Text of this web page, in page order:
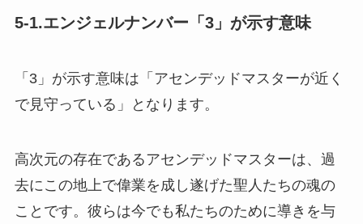
5-1.エンジェルナンバー「3」が示す意味
「3」が示す意味は「アセンデッドマスターが近く
で見守っている」となります。
高次元の存在であるアセンデッドマスターは、過
去にこの地上で偉業を成し遂げた聖人たちの魂の
ことです。彼らは今でも私たちのために導きを与